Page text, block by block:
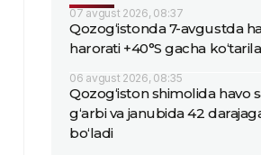
07 avgust 2026, 08:37
Qozog‘istonda 7-avgustda
harorati +40°S gacha
06 avgust 2026, 08:35
Qozog‘iston shimolida havo
g‘arbi va janubida 42
bo‘ladi